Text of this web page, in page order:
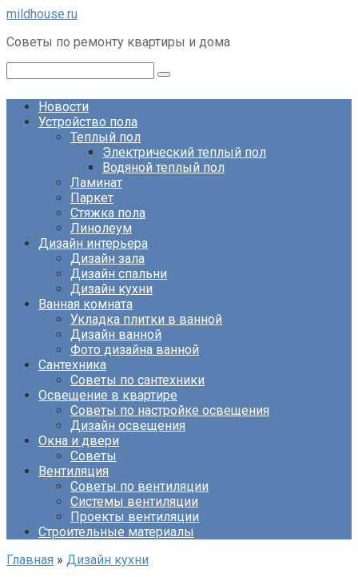
Перейти
контенту
mildhouse.ru
Советы по ремонту квартиры и дома
Новости
Устройство пола
Теплый пол
Электрический теплый пол
Водяной теплый пол
Ламинат
Паркет
Стяжка пола
Линолеум
Дизайн интерьера
Дизайн зала
Дизайн спальни
Дизайн кухни
Ванная комната
Укладка плитки в ванной
Дизайн ванной
Фото дизайна ванной
Сантехника
Советы по сантехники
Освещение в квартире
Советы по настройке освещения
Дизайн освещения
Окна и двери
Советы
Вентиляция
Советы по вентиляции
Системы вентиляции
Проекты вентиляции
Строительные материалы
Главная » Дизайн кухни